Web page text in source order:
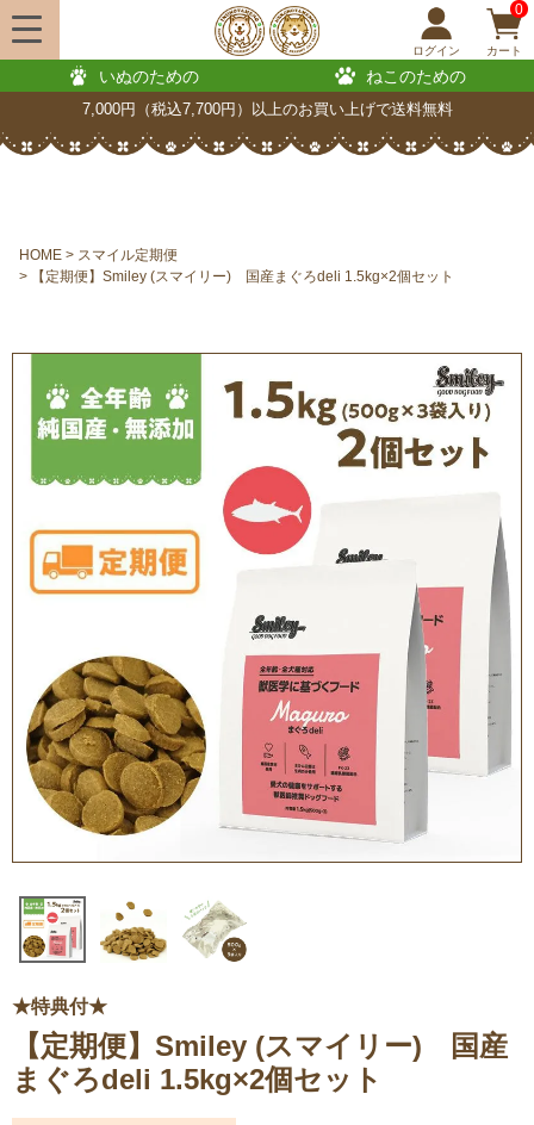
ログイン
0
カート
いぬのための ねこのための
7,000円（税込7,700円）以上のお買い上げで送料無料
HOME
スマイル定期便
【定期便】Smiley (スマイリー) 国産まぐろdeli 1.5kg×2個セット
★特典付★
【定期便】Smiley (スマイリー) 国産
まぐろdeli 1.5kg×2個セット